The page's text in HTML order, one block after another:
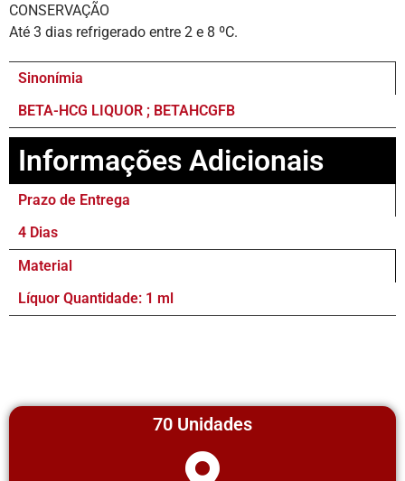
CONSERVAÇÃO
Até 3 dias refrigerado entre 2 e 8 ºC.
Sinonímia
BETA-HCG LIQUOR ; BETAHCGFB
Informações Adicionais
Prazo de Entrega
4 Dias
Material
Líquor Quantidade: 1 ml
70 Unidades